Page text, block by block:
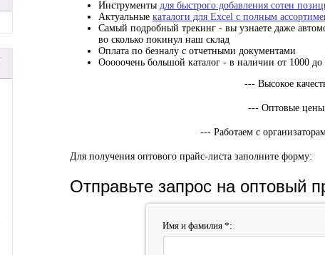
Инструменты для быстрого добавления сотен
Актуальные каталоги для Excel с полным
Самый подробный трекинг - вы узнаете даже
во сколько покинул наш склад
Оплата по безналу с отчетными документами
Ооооочень большой каталог - в наличии от 1000
--- Высокое
--- Оптовые
--- Работаем с
Для получения оптового прайс-листа заполните форму:
Отправьте запрос на оптовый
Имя и фамилия *: